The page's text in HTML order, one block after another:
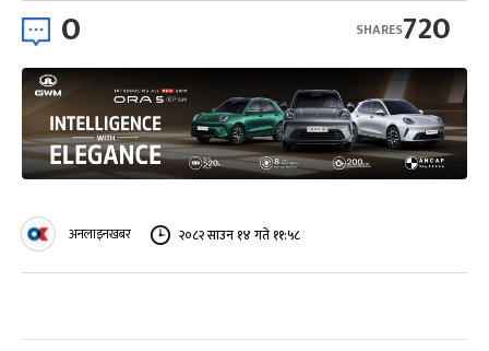
0 720
SHARES
अनलाइनखबर २०८२ साउन १४ गते ११:५८